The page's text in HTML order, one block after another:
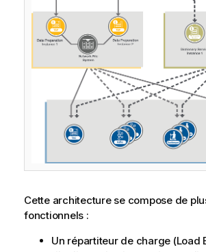
Cette architecture se compose de
fonctionnels :
Un répartiteur de charge (Load